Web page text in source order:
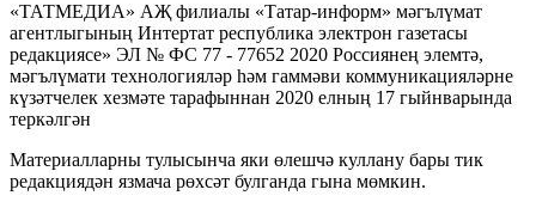
«ТАТМЕДИА» АҖ филиалы «Татар-информ» мәгълүмат
агентлыгының Интертат республика электрон газетасы
редакциясе» ЭЛ № ФС 77 - 77652 2020 Россиянең элемтә,
мәгълүмати технологияләр һәм гаммәви коммуникацияләрне
күзәтчелек хезмәте тарафыннан 2020 елның 17 гыйнварында
теркәлгән
Материалларны тулысынча яки өлешчә куллану бары тик
редакциядән язмача рөхсәт булганда гына мөмкин.